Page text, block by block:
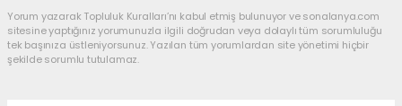
Yorum yazarak Topluluk Kuralları’nı kabul etmiş bulunuyor ve sonalanya.com
sitesine yaptığınız yorumunuzla ilgili doğrudan veya dolaylı tüm sorumluluğu
tek başınıza üstleniyorsunuz. Yazılan tüm yorumlardan site yönetimi hiçbir
şekilde sorumlu tutulamaz.